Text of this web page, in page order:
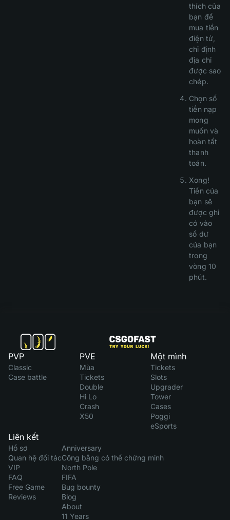
thích của
bạn để
mua tiền
điện tử,
chỉ định
địa chỉ
được sao
chép.
Chọn số
tiền nạp
mong
muốn và
hoàn tất
thanh
toán.
Xong!
Tiền của
bạn sẽ
được ghi
có vào
số dư
của bạn
trong
vòng 10
phút.
PVP
Classic
Case battle
PVE
Mùa
Tickets
Double
Hi Lo
Crash
X50
Một mình
Tickets
Slots
Upgrader
Tower
Cases
Poggi
eSports
Liên kết
Hồ sơ
Quan hệ đối tác
VIP
FAQ
Free Game
Reviews
Anniversary
Công bằng có thể chứng minh
North Pole
FIFA
Bug bounty
Blog
About
11 Years